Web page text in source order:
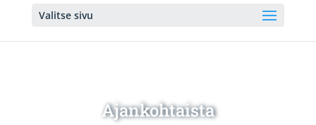
Valitse sivu
Ajankohtaista